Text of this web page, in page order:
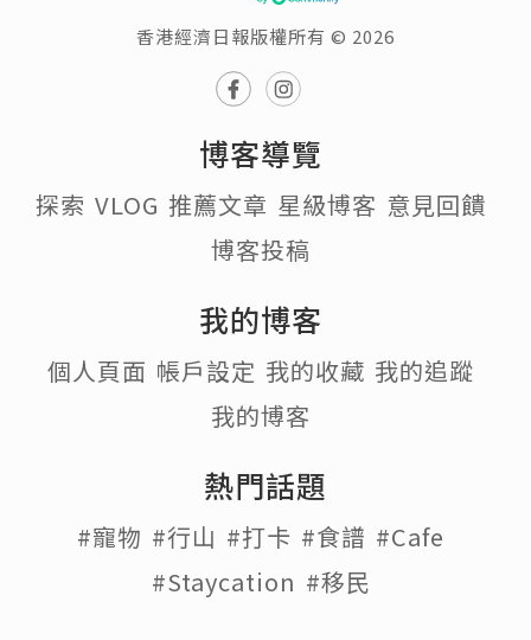
香港經濟日報版權所有 © 2026
博客導覽
探索 VLOG 推薦文章 星級博客 意見回饋
博客投稿
我的博客
個人頁面 帳戶設定 我的收藏 我的追蹤
我的博客
熱門話題
#寵物 #行山 #打卡 #食譜 #Cafe
#Staycation #移民